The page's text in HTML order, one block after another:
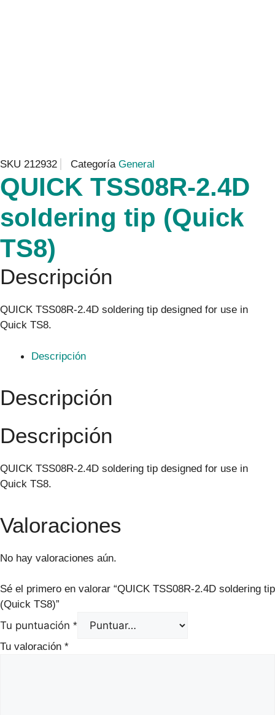
SKU 212932 Categoría General
QUICK TSS08R-2.4D
soldering tip (Quick
TS8)
Descripción
QUICK TSS08R-2.4D soldering tip designed for use in
Quick TS8.
Descripción
Descripción
Descripción
QUICK TSS08R-2.4D soldering tip designed for use in
Quick TS8.
Valoraciones
No hay valoraciones aún.
Sé el primero en valorar “QUICK TSS08R-2.4D soldering tip
(Quick TS8)”
Tu puntuación *
Tu valoración *